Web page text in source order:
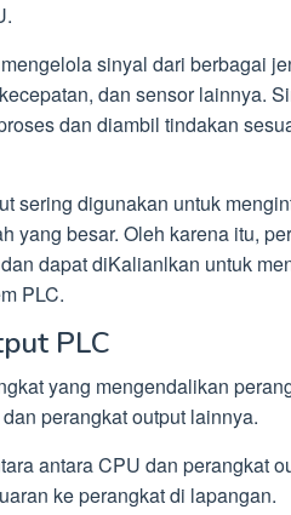
sinyal dari berbagai
dan sensor lainnya.
dan diambil tindakan
sering digunakan untuk
yang besar. Oleh karena itu,
dapat diKalianlkan untuk
PLC.
PLC
yang mengendalikan
perangkat output lainnya.
antara CPU dan perangkat
ke perangkat di lapangan.